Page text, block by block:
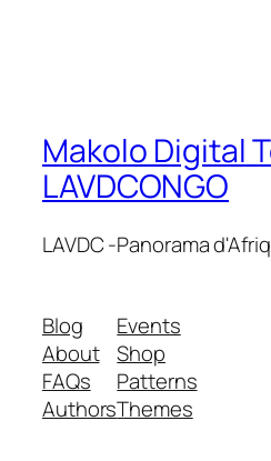
Makolo Digital
LAVDCONGO
LAVDC -Panorama
Blog
About
FAQs
Authors
Events
Shop
Patterns
Themes